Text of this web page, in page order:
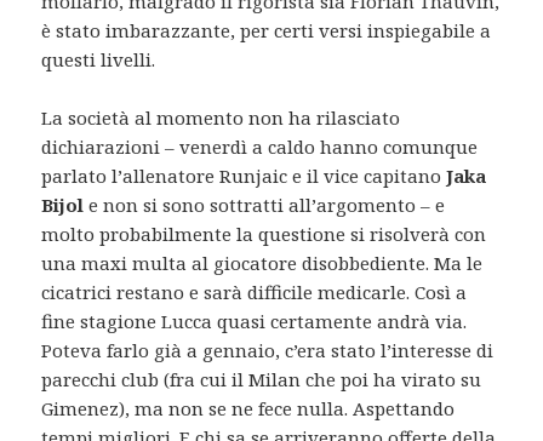
è stato imbarazzante, per certi versi inspiegabile a
questi livelli.
La società al momento non ha rilasciato
dichiarazioni – venerdì a caldo hanno comunque
parlato l’allenatore Runjaic e il vice capitanoJaka
Bijol e non si sono sottratti all’argomento – e
molto probabilmente la questione si risolverà con
una maxi multa al giocatore disobbediente. Ma le
cicatrici restano e sarà difficile medicarle. Così a
fine stagione Lucca quasi certamente andrà via.
Poteva farlo già a gennaio, c’era stato l’interesse di
parecchi club (fra cui il Milan che poi ha virato su
Gimenez), ma non se ne fece nulla. Aspettando